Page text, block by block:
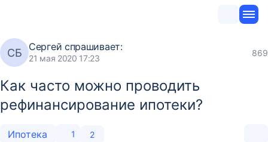
СБ Сергей спрашивает:
21 мая 2020 17:23
869
Как часто можно проводить
рефинансирование ипотеки?
Ипотека 1 2